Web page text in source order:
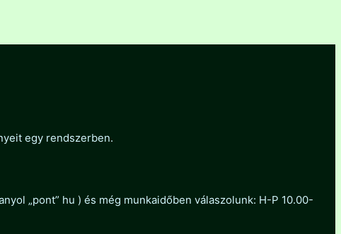
egy rendszerben.
„pont” hu ) és még munkaidőben válaszolunk: H-P 10.00-